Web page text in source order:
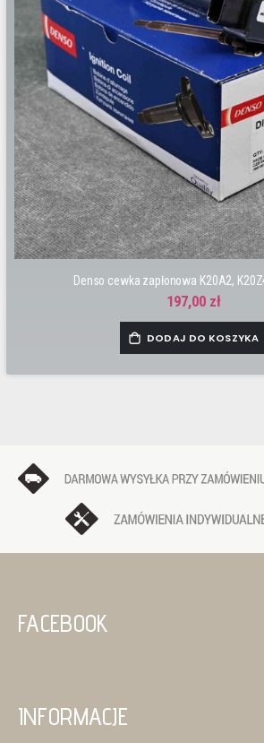
Denso cewka zapłonowa K20A2,
197,00 zł
DODAJ DO KOSZYKA
FACEBOOK
INFORMACJE